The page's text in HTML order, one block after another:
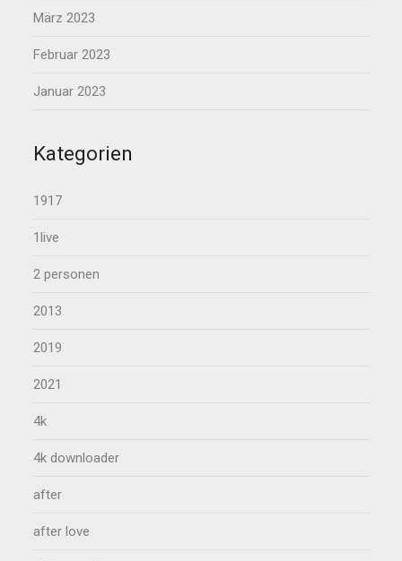
März 2023
Februar 2023
Januar 2023
Kategorien
1917
1live
2 personen
2013
2019
2021
4k
4k downloader
after
after love